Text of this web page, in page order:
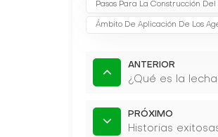
Pasos Para La Construcción
Ámbito De Aplicación De Los
ANTERIOR
¿Qué es la
PRÓXIMO
Historias